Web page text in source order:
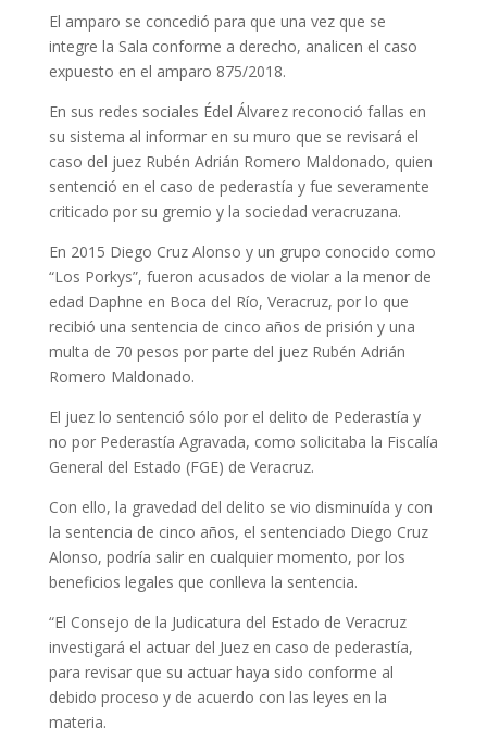
El amparo se concedió para que una vez que se
integre la Sala conforme a derecho, analicen el caso
expuesto en el amparo 875/2018.
En sus redes sociales Édel Álvarez reconoció fallas en
su sistema al informar en su muro que se revisará el
caso del juez Rubén Adrián Romero Maldonado, quien
sentenció en el caso de pederastía y fue severamente
criticado por su gremio y la sociedad veracruzana.
En 2015 Diego Cruz Alonso y un grupo conocido como
“Los Porkys”, fueron acusados de violar a la menor de
edad Daphne en Boca del Río, Veracruz, por lo que
recibió una sentencia de cinco años de prisión y una
multa de 70 pesos por parte del juez Rubén Adrián
Romero Maldonado.
El juez lo sentenció sólo por el delito de Pederastía y
no por Pederastía Agravada, como solicitaba la Fiscalía
General del Estado (FGE) de Veracruz.
Con ello, la gravedad del delito se vio disminuída y con
la sentencia de cinco años, el sentenciado Diego Cruz
Alonso, podría salir en cualquier momento, por los
beneficios legales que conlleva la sentencia.
“El Consejo de la Judicatura del Estado de Veracruz
investigará el actuar del Juez en caso de pederastía,
para revisar que su actuar haya sido conforme al
debido proceso y de acuerdo con las leyes en la
materia.